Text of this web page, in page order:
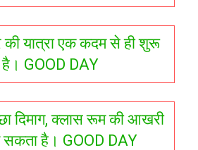
की यात्रा एक कदम से ही शुरू
है। GOOD DAY
दिमाग, क्लास रूम की आखरी
सकता है। GOOD DAY